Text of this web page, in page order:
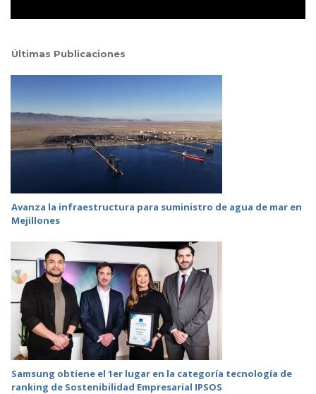
Últimas Publicaciones
Avanza la infraestructura para suministro de agua de mar en
Mejillones
Samsung obtiene el 1er lugar en la categoría tecnología de
ranking de Sostenibilidad Empresarial IPSOS